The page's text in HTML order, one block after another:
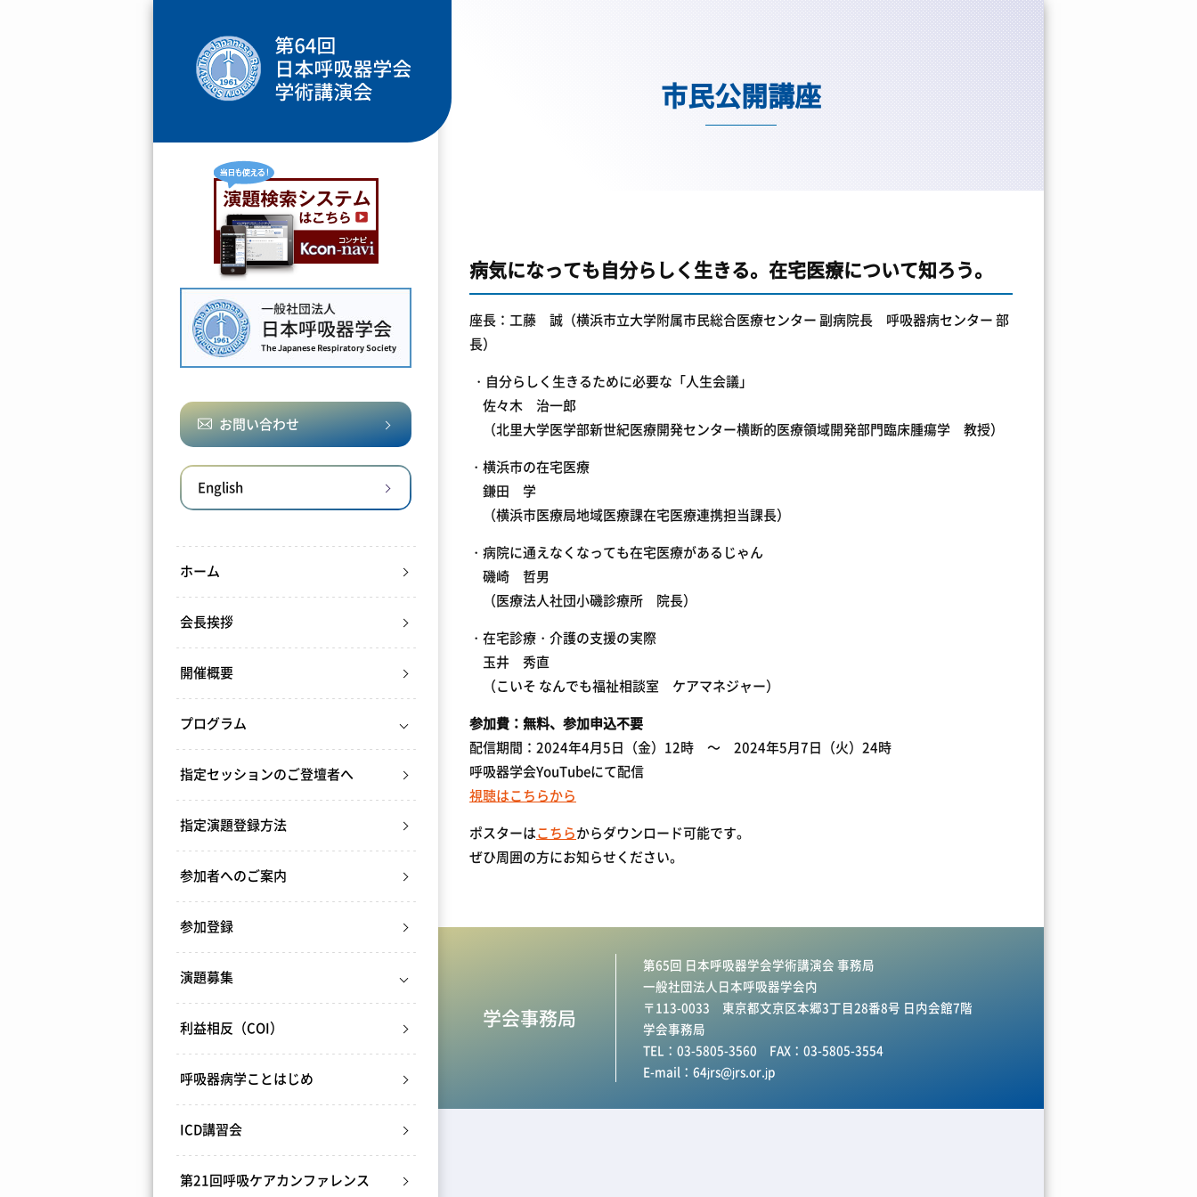
市民公開講座
病気になっても自分らしく生きる。在宅医療について知ろう。
座長：工藤 誠（横浜市立大学附属市民総合医療センター 副病院長 呼吸器病センター 部
長）
・自分らしく生きるために必要な「人生会議」
佐々木 治一郎
（北里大学医学部新世紀医療開発センター横断的医療領域開発部門臨床腫瘍学 教授）
・横浜市の在宅医療
鎌田 学
（横浜市医療局地域医療課在宅医療連携担当課長）
・病院に通えなくなっても在宅医療があるじゃん
磯崎 哲男
（医療法人社団小磯診療所 院長）
・在宅診療・介護の支援の実際
玉井 秀直
（こいそ なんでも福祉相談室 ケアマネジャー）
参加費：無料、参加申込不要
配信期間：2024年4月5日（金）12時 ～ 2024年5月7日（火）24時
呼吸器学会YouTubeにて配信
視聴はこちらから
ポスターはこちらからダウンロード可能です。
ぜひ周囲の方にお知らせください。
学会事務局
第65回 日本呼吸器学会学術講演会 事務局
一般社団法人日本呼吸器学会内
〒113-0033 東京都文京区本郷3丁目28番8号 日内会館7階
学会事務局
TEL：03-5805-3560 FAX：03-5805-3554
E-mail： 64jrs@jrs.or.jp
お問い合わせ
English
ホーム
会長挨拶
開催概要
プログラム
指定セッションのご登壇者へ
指定演題登録方法
参加者へのご案内
参加登録
演題募集
利益相反（COI）
呼吸器病学ことはじめ
ICD講習会
第21回呼吸ケアカンファレンス